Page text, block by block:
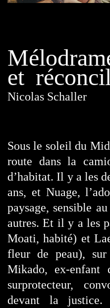
et
Nicolas Schaller
Sous le soleil du
route dans la
d’habitat. Il y a les
ans, et Nuage,
paysage, sensible
autres. Et il y a les
Moati, habité) et
fleur de peau),
Mikado, ex-enfant
surprotecteur,
devant la